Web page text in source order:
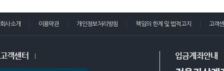
회사소개 이용약관 개인정보처리방침 책임의 한계 및 법적고지 고객
고객센터 입금계좌안내